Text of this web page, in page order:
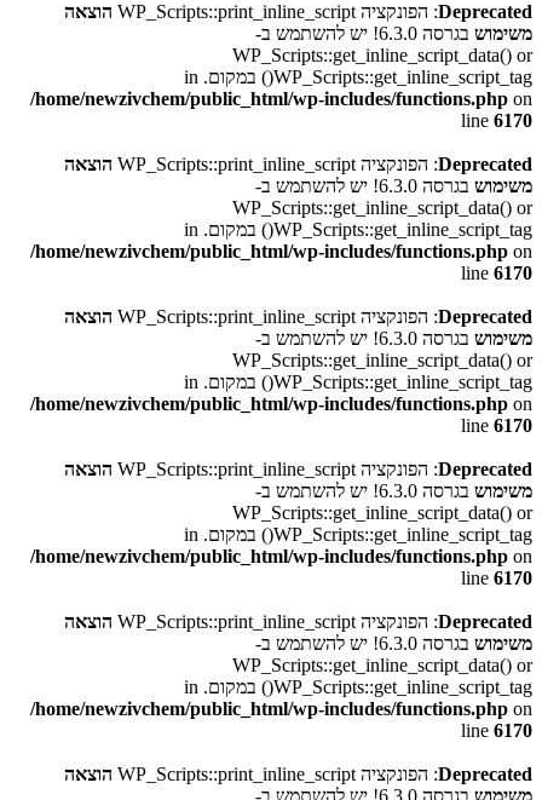
Deprecated: הפונקציה WP_Scripts::print_inline_script
הוצאה
משימוש
בגרסה 6.3.0! יש להשתמש ב-
WP_Scripts::get_inline_script_data() or
WP_Scripts::get_inline_script_tag() במקום. in
/home/newzivchem/public_html/wp-includes/functions.php on
line 6170
Deprecated: הפונקציה WP_Scripts::print_inline_script
הוצאה
משימוש
בגרסה 6.3.0! יש להשתמש ב-
WP_Scripts::get_inline_script_data() or
WP_Scripts::get_inline_script_tag() במקום. in
/home/newzivchem/public_html/wp-includes/functions.php on
line 6170
Deprecated: הפונקציה WP_Scripts::print_inline_script
הוצאה
משימוש
בגרסה 6.3.0! יש להשתמש ב-
WP_Scripts::get_inline_script_data() or
WP_Scripts::get_inline_script_tag() במקום. in
/home/newzivchem/public_html/wp-includes/functions.php on
line 6170
Deprecated: הפונקציה WP_Scripts::print_inline_script
הוצאה
משימוש
בגרסה 6.3.0! יש להשתמש ב-
WP_Scripts::get_inline_script_data() or
WP_Scripts::get_inline_script_tag() במקום. in
/home/newzivchem/public_html/wp-includes/functions.php on
line 6170
Deprecated: הפונקציה WP_Scripts::print_inline_script
הוצאה
משימוש
בגרסה 6.3.0! יש להשתמש ב-
WP_Scripts::get_inline_script_data() or
WP_Scripts::get_inline_script_tag() במקום. in
/home/newzivchem/public_html/wp-includes/functions.php on
line 6170
Deprecated: הפונקציה WP_Scripts::print_inline_script
הוצאה